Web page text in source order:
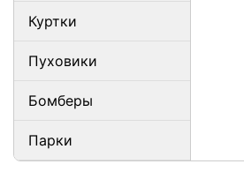
Куртки
Пуховики
Бомберы
Парки